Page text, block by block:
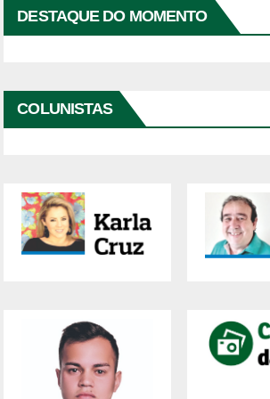
DESTAQUE DO MOMENTO
de
vídeo
COLUNISTAS